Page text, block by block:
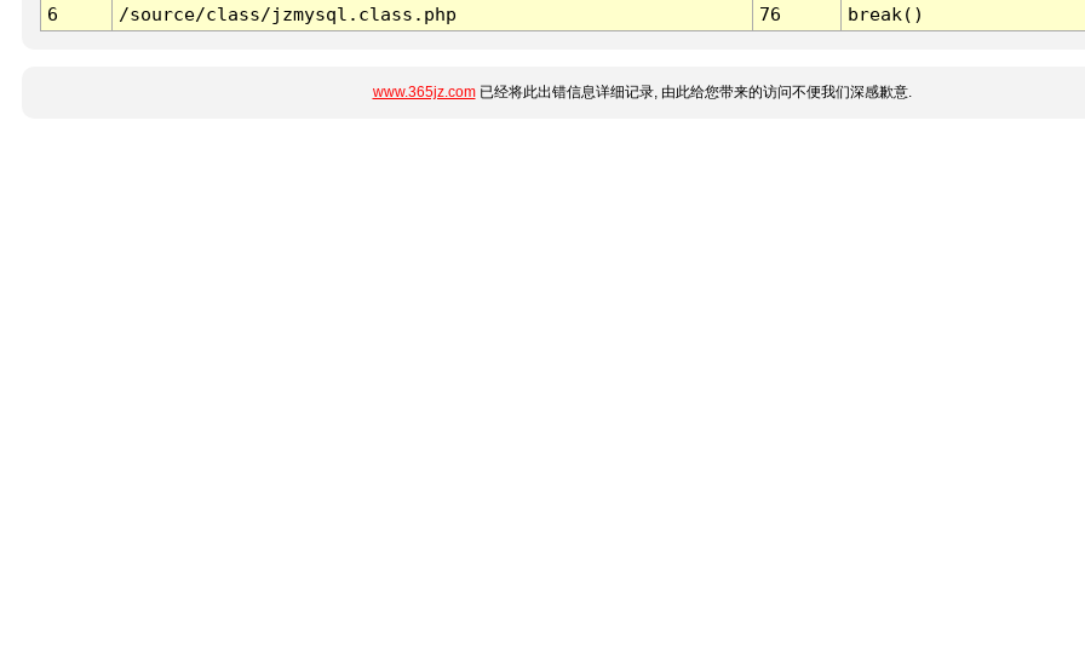
6
/source/class/jzmysql.class.php 76 break()
www.365jz.com已经将此出错信息详细记录, 由此给您带来的访问不便我们深感歉意.